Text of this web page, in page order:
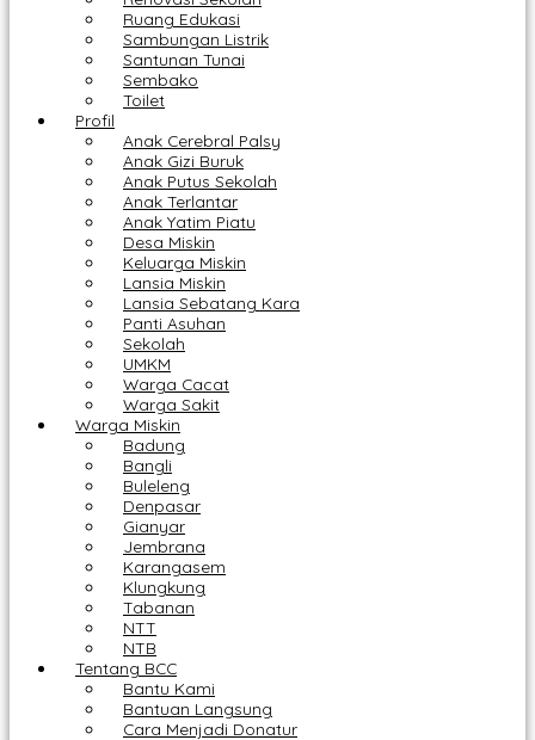
Ruang Edukasi
Sambungan Listrik
Santunan Tunai
Sembako
Toilet
Profil
Anak Cerebral Palsy
Anak Gizi Buruk
Anak Putus Sekolah
Anak Terlantar
Anak Yatim Piatu
Desa Miskin
Keluarga Miskin
Lansia Miskin
Lansia Sebatang Kara
Panti Asuhan
Sekolah
UMKM
Warga Cacat
Warga Sakit
Warga Miskin
Badung
Bangli
Buleleng
Denpasar
Gianyar
Jembrana
Karangasem
Klungkung
Tabanan
NTT
NTB
Tentang BCC
Bantu Kami
Bantuan Langsung
Cara Menjadi Donatur